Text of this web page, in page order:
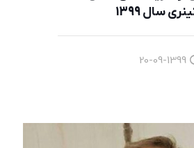
سال 1399
1399-09-20